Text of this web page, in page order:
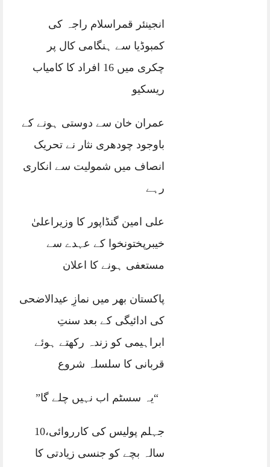
انجینئر قمراسلام راجہ کی
کمبوڈیا سے ہنگامی کال پر
چکری میں 16 افراد کا کامیاب
ریسکیو
عمران خان سے دوستی ہونے کے
باوجود چودھری نثار نے تحریک
انصاف میں شمولیت سے انکاری
رہے
علی امین گنڈاپور کا وزیراعلیٰ
خیبرپختونخوا کے عہدے سے
مستعفی ہونے کا اعلان
پاکستان بھر میں نمازِ عیدالاضحی
کی ادائیگی کے بعد سنتِ
ابراہیمی کو زندہ رکھتے ہوئے
قربانی کا سلسلہ شروع
“یہ سسٹم اب نہیں چلے گا”
جہلم پولیس کی کارروائی،10
سالہ بچے کو جنسی زیادتی کا